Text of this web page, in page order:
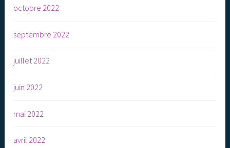
octobre 2022
septembre 2022
juillet 2022
juin 2022
mai 2022
avril 2022